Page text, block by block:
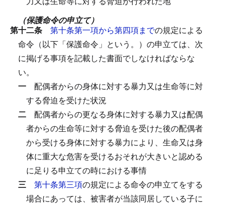
（保護命令の申立て）
第十二条 第十条第一項から第四項までの規定による
命令（以下「保護命令」という。）の申立ては、次
に掲げる事項を記載した書面でしなければならな
い。
一 配偶者からの身体に対する暴力又は生命等に対
する脅迫を受けた状況
二 配偶者からの更なる身体に対する暴力又は配偶
者からの生命等に対する脅迫を受けた後の配偶者
から受ける身体に対する暴力により、生命又は身
体に重大な危害を受けるおそれが大きいと認める
に足りる申立ての時における事情
三 第十条第三項の規定による命令の申立てをする
場合にあっては、被害者が当該同居している子に